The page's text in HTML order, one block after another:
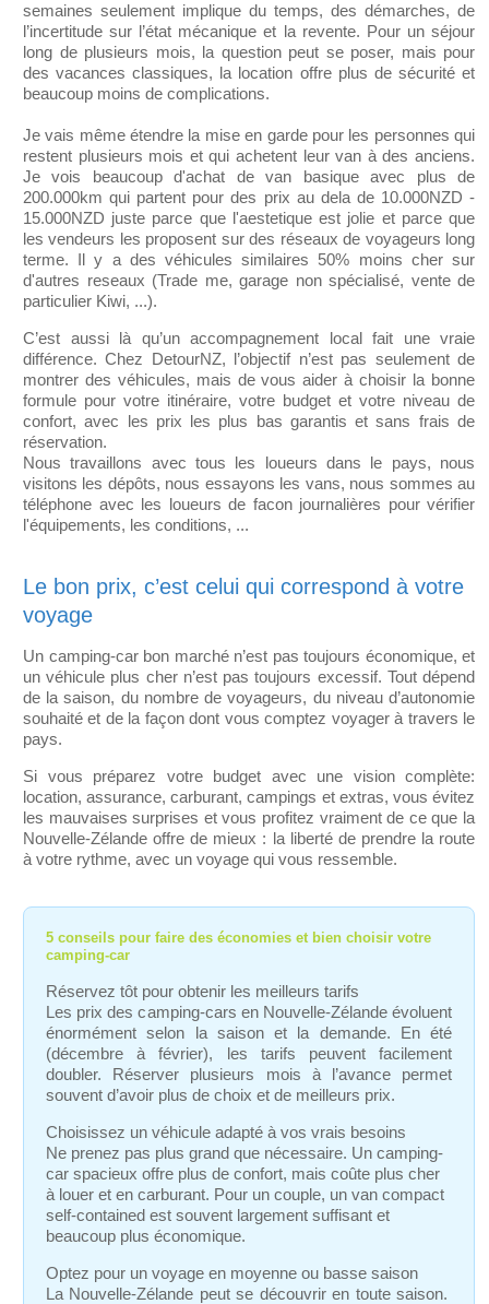
semaines seulement implique du temps, des démarches, de
l’incertitude sur l’état mécanique et la revente. Pour un séjour
long de plusieurs mois, la question peut se poser, mais pour
des vacances classiques, la location offre plus de sécurité et
beaucoup moins de complications.
Je vais même étendre la mise en garde pour les personnes qui
restent plusieurs mois et qui achetent leur van à des anciens.
Je vois beaucoup d'achat de van basique avec plus de
200.000km qui partent pour des prix au dela de 10.000NZD -
15.000NZD juste parce que l'aestetique est jolie et parce que
les vendeurs les proposent sur des réseaux de voyageurs long
terme. Il y a des véhicules similaires 50% moins cher sur
d'autres reseaux (Trade me, garage non spécialisé, vente de
particulier Kiwi, ...).
C’est aussi là qu’un accompagnement local fait une vraie
différence. Chez DetourNZ, l’objectif n’est pas seulement de
montrer des véhicules, mais de vous aider à choisir la bonne
formule pour votre itinéraire, votre budget et votre niveau de
confort, avec les prix les plus bas garantis et sans frais de
réservation.
Nous travaillons avec tous les loueurs dans le pays, nous
visitons les dépôts, nous essayons les vans, nous sommes au
téléphone avec les loueurs de facon journalières pour vérifier
l'équipements, les conditions, ...
Le bon prix, c’est celui qui correspond à votre
voyage
Un camping-car bon marché n’est pas toujours économique, et
un véhicule plus cher n’est pas toujours excessif. Tout dépend
de la saison, du nombre de voyageurs, du niveau d’autonomie
souhaité et de la façon dont vous comptez voyager à travers le
pays.
Si vous préparez votre budget avec une vision complète:
location, assurance, carburant, campings et extras, vous évitez
les mauvaises surprises et vous profitez vraiment de ce que la
Nouvelle-Zélande offre de mieux : la liberté de prendre la route
à votre rythme, avec un voyage qui vous ressemble.
5 conseils pour faire des économies et bien choisir votre
camping-car
Réservez tôt pour obtenir les meilleurs tarifs
Les prix des camping-cars en Nouvelle-Zélande évoluent
énormément selon la saison et la demande. En été
(décembre à février), les tarifs peuvent facilement
doubler. Réserver plusieurs mois à l’avance permet
souvent d’avoir plus de choix et de meilleurs prix.
Choisissez un véhicule adapté à vos vrais besoins
Ne prenez pas plus grand que nécessaire. Un camping-
car spacieux offre plus de confort, mais coûte plus cher
à louer et en carburant. Pour un couple, un van compact
self-contained est souvent largement suffisant et
beaucoup plus économique.
Optez pour un voyage en moyenne ou basse saison
La Nouvelle-Zélande peut se découvrir en toute saison.